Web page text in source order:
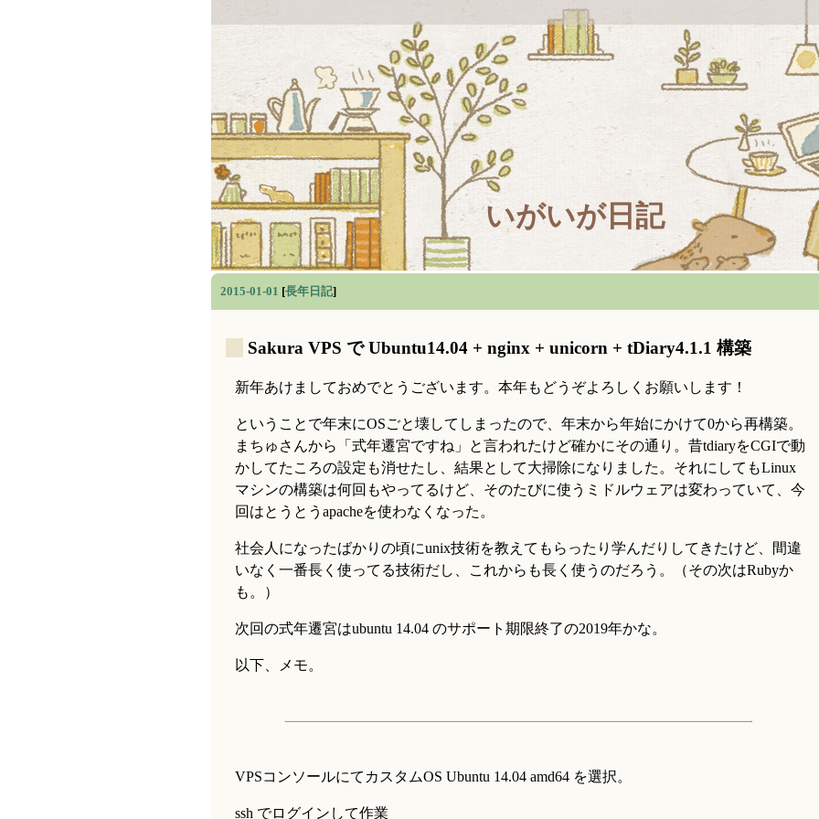
いがいが日記
2015-01-01 [長年日記]
Sakura VPS で Ubuntu14.04 + nginx + unicorn + tDiary4.1.1 構築
新年あけましておめでとうございます。本年もどうぞよろしくお願いします！
ということで年末にOSごと壊してしまったので、年末から年始にかけて0から再構築。
まちゅさんから「式年遷宮ですね」と言われたけど確かにその通り。昔tdiaryをCGIで動
かしてたころの設定も消せたし、結果として大掃除になりました。それにしてもLinux
マシンの構築は何回もやってるけど、そのたびに使うミドルウェアは変わっていて、今
回はとうとうapacheを使わなくなった。
社会人になったばかりの頃にunix技術を教えてもらったり学んだりしてきたけど、間違
いなく一番長く使ってる技術だし、これからも長く使うのだろう。（その次はRubyか
も。）
次回の式年遷宮はubuntu 14.04 のサポート期限終了の2019年かな。
以下、メモ。
VPSコンソールにてカスタムOS Ubuntu 14.04 amd64 を選択。
ssh でログインして作業